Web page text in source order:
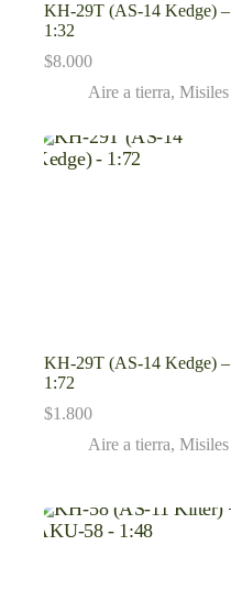
KH-29T (AS-14 Kedge) –
1:32
$8.000
Aire a tierra, Misiles
KH-29T (AS-14 Kedge) –
1:72
$1.800
Aire a tierra, Misiles